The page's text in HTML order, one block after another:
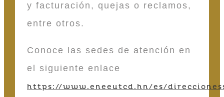
y facturación, quejas o reclamos,
entre otros.
Conoce las sedes de atención en
el siguiente enlace
https://www.eneeutcd.hn/es/